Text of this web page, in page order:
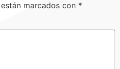
marcados con *